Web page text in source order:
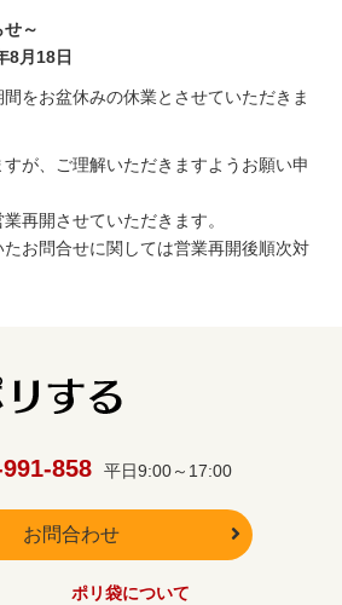
～
8月18日
をお盆休みの休業とさせていただきま
が、ご理解いただきますようお願い申
再開させていただきます。
お問合せに関しては営業再開後順次対
858 平日9:00～17:00
お問合わせ
ポリ袋について